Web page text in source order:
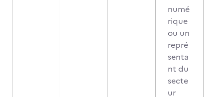
numé
rique
ou un
repré
senta
nt du
secte
ur